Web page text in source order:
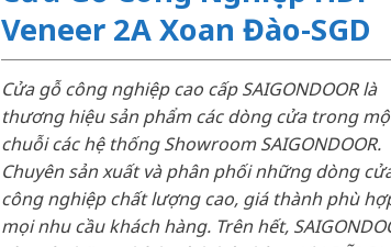
Veneer 2A Xoan Đào-SGD
Cửa gỗ công nghiệp cao cấp SAIGONDOOR là
thương hiệu sản phẩm các dòng cửa trong
chuỗi các hệ thống Showroom SAIGONDOOR.
Chuyên sản xuất và phân phối những dòng
công nghiệp chất lượng cao, giá thành phù
mọi nhu cầu khách hàng. Trên hết,